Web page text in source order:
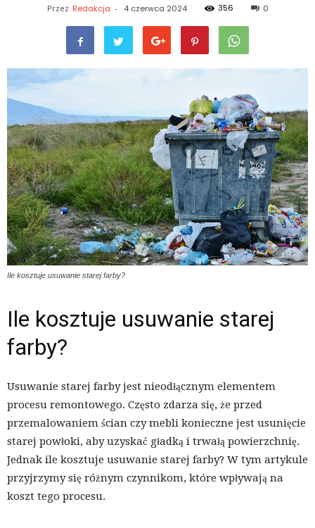
Przez Redakcja - 4 czerwca 2024 356 0
Ile kosztuje usuwanie starej farby?
Ile kosztuje usuwanie starej
farby?
Usuwanie starej farby jest nieodłącznym elementem
procesu remontowego. Często zdarza się, że przed
przemalowaniem ścian czy mebli konieczne jest usunięcie
starej powłoki, aby uzyskać gładką i trwałą powierzchnię.
Jednak ile kosztuje usuwanie starej farby? W tym artykule
przyjrzymy się różnym czynnikom, które wpływają na
koszt tego procesu.